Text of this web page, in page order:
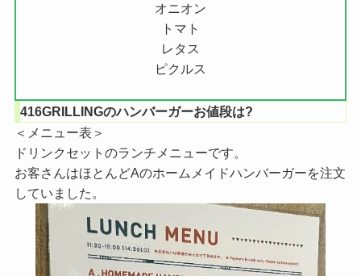
オニオン
トマト
レタス
ピクルス
416GRILLINGのハンバーガーお値段は?
＜メニュー表＞
ドリンクセットのランチメニューです。
お客さんはほとんどAのホームメイドハンバーガーを注文
していました。